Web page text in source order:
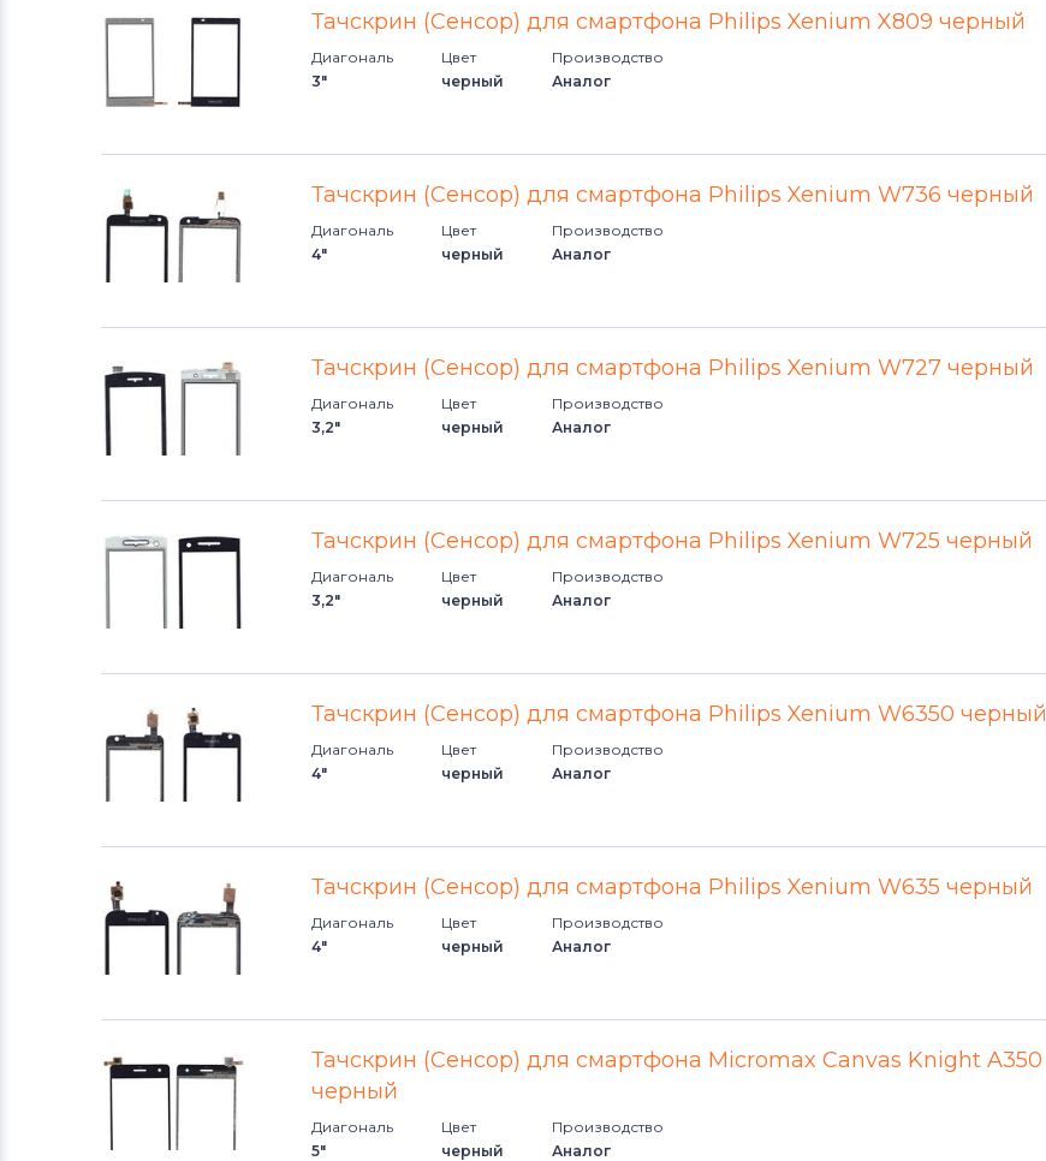
Тачскрин (Сенсор) для смартфона Philips Xenium X809 черный
Диагональ
3"
Цвет
черный
Производство
Аналог
Тачскрин (Сенсор) для смартфона Philips Xenium W736 черный
Диагональ
4"
Цвет
черный
Производство
Аналог
Тачскрин (Сенсор) для смартфона Philips Xenium W727 черный
Диагональ
3,2"
Цвет
черный
Производство
Аналог
Тачскрин (Сенсор) для смартфона Philips Xenium W725 черный
Диагональ
3,2"
Цвет
черный
Производство
Аналог
Тачскрин (Сенсор) для смартфона Philips Xenium W6350 черный
Диагональ
4"
Цвет
черный
Производство
Аналог
Тачскрин (Сенсор) для смартфона Philips Xenium W635 черный
Диагональ
4"
Цвет
черный
Производство
Аналог
Тачскрин (Сенсор) для смартфона Micromax Canvas Knight A350
черный
Диагональ
5"
Цвет
черный
Производство
Аналог